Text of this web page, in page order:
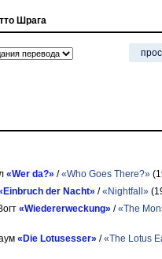
Шрага
«Wer da?» /«Who Goes There?»
der Nacht» /«Nightfall»
«Wiedererweckung» /«The
«Die Lotusesser» /«The Lotus